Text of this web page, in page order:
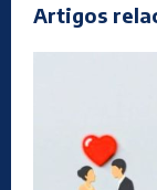
Artigos